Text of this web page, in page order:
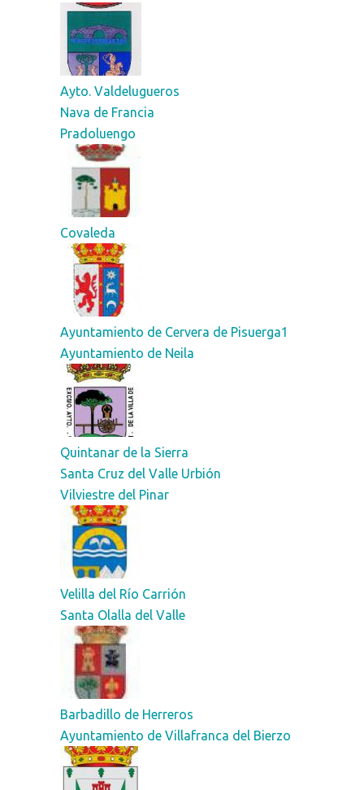
Ayto. Valdelugueros
Nava de Francia
Pradoluengo
Covaleda
Ayuntamiento de Cervera de Pisuerga1
Ayuntamiento de Neila
Quintanar de la Sierra
Santa Cruz del Valle Urbión
Vilviestre del Pinar
Velilla del Río Carrión
Santa Olalla del Valle
Barbadillo de Herreros
Ayuntamiento de Villafranca del Bierzo